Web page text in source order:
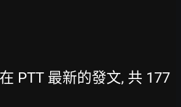
PTT 最新的發文, 共 177